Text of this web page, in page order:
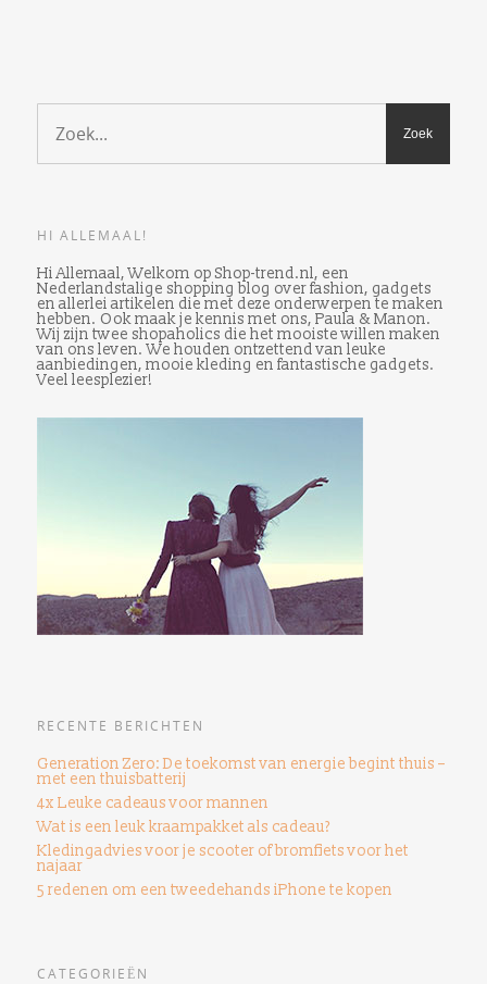
HI ALLEMAAL!
Hi Allemaal, Welkom op Shop-trend.nl, een
Nederlandstalige shopping blog over fashion, gadgets
en allerlei artikelen die met deze onderwerpen te maken
hebben. Ook maak je kennis met ons, Paula & Manon.
Wij zijn twee shopaholics die het mooiste willen maken
van ons leven. We houden ontzettend van leuke
aanbiedingen, mooie kleding en fantastische gadgets.
Veel leesplezier!
RECENTE BERICHTEN
Generation Zero: De toekomst van energie begint thuis –
met een thuisbatterij
4x Leuke cadeaus voor mannen
Wat is een leuk kraampakket als cadeau?
Kledingadvies voor je scooter of bromfiets voor het
najaar
5 redenen om een ​​tweedehands iPhone te kopen
CATEGORIEËN